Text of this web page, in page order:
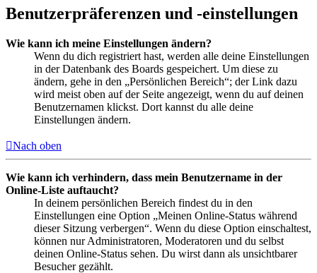
Benutzerpräferenzen und -einstellungen
Wie kann ich meine Einstellungen ändern?
Wenn du dich registriert hast, werden alle deine Einstellungen
in der Datenbank des Boards gespeichert. Um diese zu
ändern, gehe in den „Persönlichen Bereich“; der Link dazu
wird meist oben auf der Seite angezeigt, wenn du auf deinen
Benutzernamen klickst. Dort kannst du alle deine
Einstellungen ändern.
Nach oben
Wie kann ich verhindern, dass mein Benutzername in der
Online-Liste auftaucht?
In deinem persönlichen Bereich findest du in den
Einstellungen eine Option „Meinen Online-Status während
dieser Sitzung verbergen“. Wenn du diese Option einschaltest,
können nur Administratoren, Moderatoren und du selbst
deinen Online-Status sehen. Du wirst dann als unsichtbarer
Besucher gezählt.